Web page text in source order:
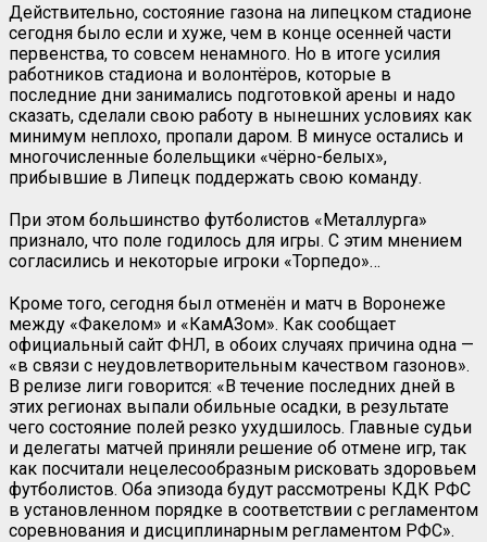
Действительно, состояние газона на липецком стадионе
сегодня было если и хуже, чем в конце осенней части
первенства, то совсем ненамного. Но в итоге усилия
работников стадиона и волонтёров, которые в
последние дни занимались подготовкой арены и надо
сказать, сделали свою работу в нынешних условиях как
минимум неплохо, пропали даром. В минусе остались и
многочисленные болельщики «чёрно-белых»,
прибывшие в Липецк поддержать свою команду.
При этом большинство футболистов «Металлурга»
признало, что поле годилось для игры. С этим мнением
согласились и некоторые игроки «Торпедо»…
Кроме того, сегодня был отменён и матч в Воронеже
между «Факелом» и «КамАЗом». Как сообщает
официальный сайт ФНЛ, в обоих случаях причина одна —
«в связи с неудовлетворительным качеством газонов».
В релизе лиги говорится: «В течение последних дней в
этих регионах выпали обильные осадки, в результате
чего состояние полей резко ухудшилось. Главные судьи
и делегаты матчей приняли решение об отмене игр, так
как посчитали нецелесообразным рисковать здоровьем
футболистов. Оба эпизода будут рассмотрены КДК РФС
в установленном порядке в соответствии с регламентом
соревнования и дисциплинарным регламентом РФС».